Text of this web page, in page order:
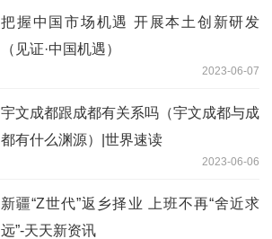
把握中国市场机遇 开展本土创新研发
（见证·中国机遇）
2023-06-07
宇文成都跟成都有关系吗（宇文成都与成
都有什么渊源）|世界速读
2023-06-06
新疆“Z世代”返乡择业 上班不再“舍近求
远”-天天新资讯